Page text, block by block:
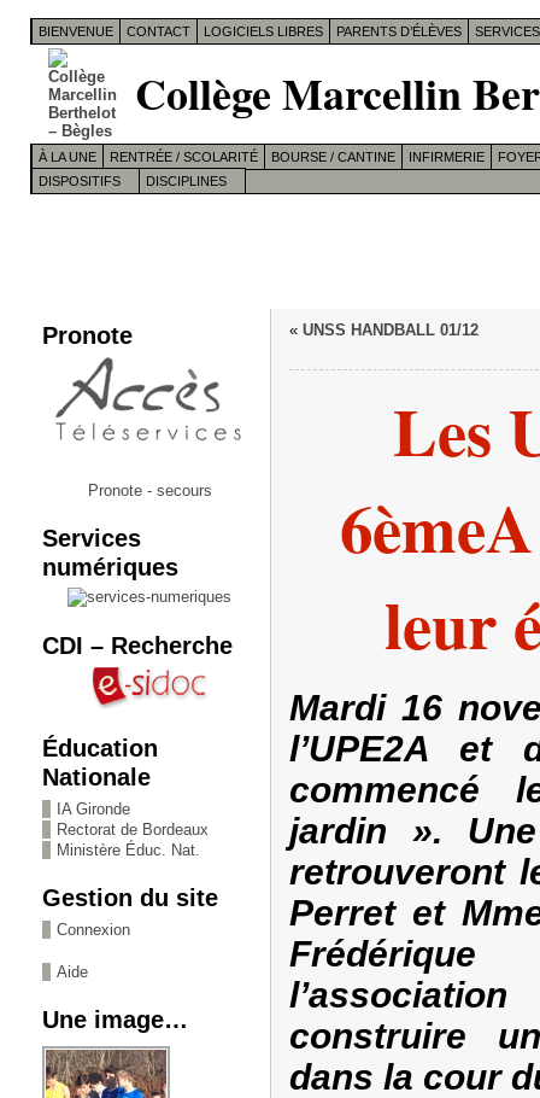
BIENVENUE CONTACT LOGICIELS LIBRES PARENTS D’ÉLÈVES
Collège Marcellin
À LA UNE RENTRÉE / SCOLARITÉ BOURSE / CANTINE INFIRMERIE
DISPOSITIFS
DISCIPLINES
Pronote
Pronote - secours
Services
numériques
CDI – Recherche
Éducation
Nationale
IA Gironde
Rectorat de Bordeaux
Ministère Éduc. Nat.
Gestion du site
Connexion
Aide
Une image…
« UNSS HANDBALL 01/12
Les
leur
Mardi 16
l’UPE2A
commencé
jardin ».
retrouveront
Perret et
construire
dans la cour